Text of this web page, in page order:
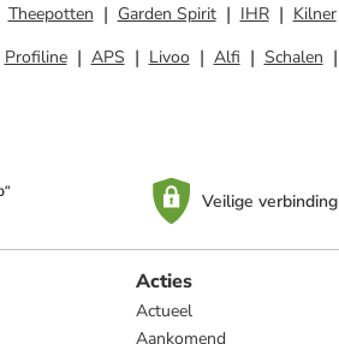
Theepotten Garden Spirit IHR Kilner
Profiline APS Livoo Alfi Schalen
Veilige verbinding
Acties
Actueel
Aankomend